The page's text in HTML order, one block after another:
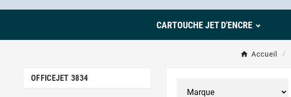
CARTOUCHE JET D'ENCRE
Accueil
OFFICEJET 3834